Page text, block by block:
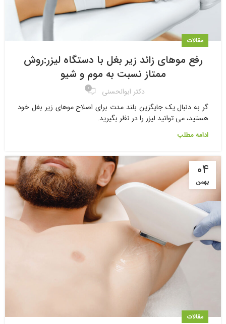
مقالات
رفع موهای زائد زیر بغل با دستگاه لیزر:روش
ممتاز نسبت به موم و شیو
دکتر ابوالحسنی ۰
گر به دنبال یک جایگزین بلند مدت برای اصلاح موهای زیر بغل خود
هستید، می توانید لیزر را در نظر بگیرید.
ادامه مطلب
۰۴
بهمن
مقالات